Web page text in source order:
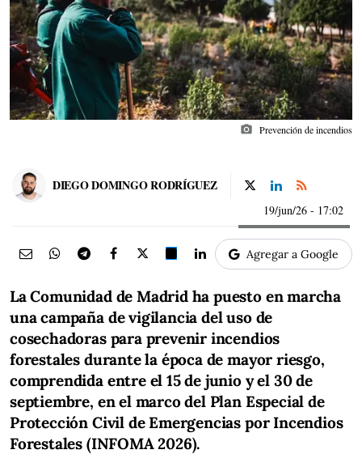
photo_camera Prevención de incendios
DIEGO DOMINGO RODRÍGUEZ
19/jun/26 - 17:02
Agregar a Google
La Comunidad de Madrid ha puesto en marcha
una campaña de vigilancia del uso de
cosechadoras para prevenir incendios
forestales durante la época de mayor riesgo,
comprendida entre el 15 de junio y el 30 de
septiembre, en el marco del Plan Especial de
Protección Civil de Emergencias por Incendios
Forestales (INFOMA 2026).